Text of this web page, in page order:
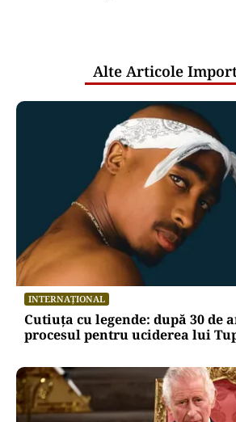
Alte Articole
INTERNAȚIONAL
Cutiuța cu legende: după 30 de
procesul pentru uciderea lui